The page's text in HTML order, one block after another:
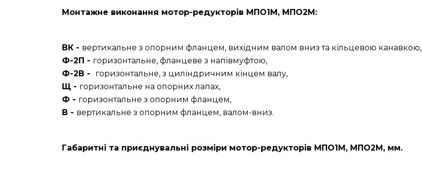
Монтажне виконання мотор-редукторів МПО1М, МПО2М:
ВК - вертикальне з опорним фланцем, вихідним валом вниз та кільцевою канавкою,
Ф-2П - горизонтальне, фланцеве з напівмуфтою,
Ф-2В - горизонтальне, з циліндричним кінцем валу,
Щ - горизонтальне на опорних лапах,
Ф - горизонтальне з опорним фланцем,
В - вертикальне з опорним фланцем, валом-вниз.
Габаритні та приєднувальні розміри мотор-редукторів МПО1М, МПО2М, мм.